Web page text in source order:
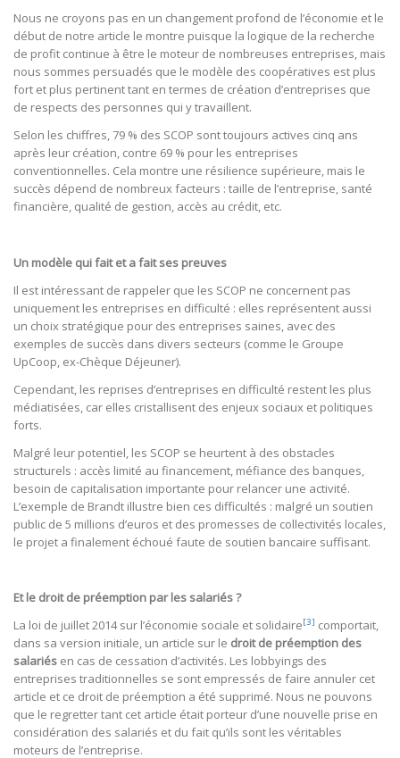
Nous ne croyons pas en un changement profond de l’économie et le
début de notre article le montre puisque la logique de la recherche
de profit continue à être le moteur de nombreuses entreprises, mais
nous sommes persuadés que le modèle des coopératives est plus
fort et plus pertinent tant en termes de création d’entreprises que
de respects des personnes qui y travaillent.
Selon les chiffres, 79 % des SCOP sont toujours actives cinq ans
après leur création, contre 69 % pour les entreprises
conventionnelles. Cela montre une résilience supérieure, mais le
succès dépend de nombreux facteurs : taille de l’entreprise, santé
financière, qualité de gestion, accès au crédit, etc.
Un modèle qui fait et a fait ses preuves
Il est intéressant de rappeler que les SCOP ne concernent pas
uniquement les entreprises en difficulté : elles représentent aussi
un choix stratégique pour des entreprises saines, avec des
exemples de succès dans divers secteurs (comme le Groupe
UpCoop, ex-Chèque Déjeuner).
Cependant, les reprises d’entreprises en difficulté restent les plus
médiatisées, car elles cristallisent des enjeux sociaux et politiques
forts.
Malgré leur potentiel, les SCOP se heurtent à des obstacles
structurels : accès limité au financement, méfiance des banques,
besoin de capitalisation importante pour relancer une activité.
L’exemple de Brandt illustre bien ces difficultés : malgré un soutien
public de 5 millions d’euros et des promesses de collectivités locales,
le projet a finalement échoué faute de soutien bancaire suffisant.
Et le droit de préemption par les salariés ?
La loi de juillet 2014 sur l’économie sociale et solidaire[3] comportait,
dans sa version initiale, un article sur le droit de préemption des
salariés en cas de cessation d’activités. Les lobbyings des
entreprises traditionnelles se sont empressés de faire annuler cet
article et ce droit de préemption a été supprimé. Nous ne pouvons
que le regretter tant cet article était porteur d’une nouvelle prise en
considération des salariés et du fait qu’ils sont les véritables
moteurs de l’entreprise.